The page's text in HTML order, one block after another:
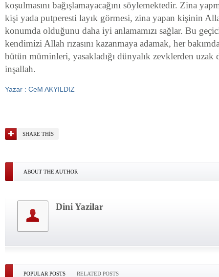
koşulmasını bağışlamayacağını söylemektedir. Zina
kişi yada putperesti layık görmesi, zina yapan kişinin
konumda olduğunu daha iyi anlamamızı sağlar. Bu
kendimizi Allah rızasını kazanmaya adamak, her
bütün müminleri, yasakladığı dünyalık zevklerden uzak
inşallah.
Yazar : CeM AKYILDIZ
SHARE THIS
ABOUT THE AUTHOR
Dini Yazilar
POPULAR POSTS RELATED POSTS